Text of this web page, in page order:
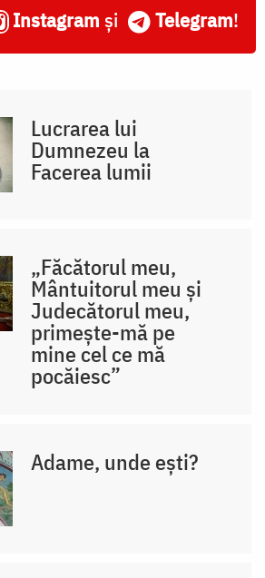
Instagram și Telegram!
Lucrarea lui
Dumnezeu la
Facerea lumii
„Făcătorul meu,
Mântuitorul meu și
Judecătorul meu,
primește-mă pe
mine cel ce mă
pocăiesc”
Adame, unde ești?